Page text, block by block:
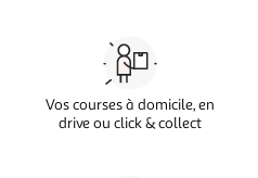
Vos courses à domicile, en
drive ou click & collect